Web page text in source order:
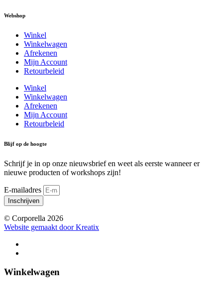
Webshop
Winkel
Winkelwagen
Afrekenen
Mijn Account
Retourbeleid
Winkel
Winkelwagen
Afrekenen
Mijn Account
Retourbeleid
Blijf op de hoogte
Schrijf je in op onze nieuwsbrief en weet als eerste wanneer er
nieuwe producten of workshops zijn!
E-mailadres
Inschrijven
© Corporella 2026
Website gemaakt door Kreatix
Winkelwagen